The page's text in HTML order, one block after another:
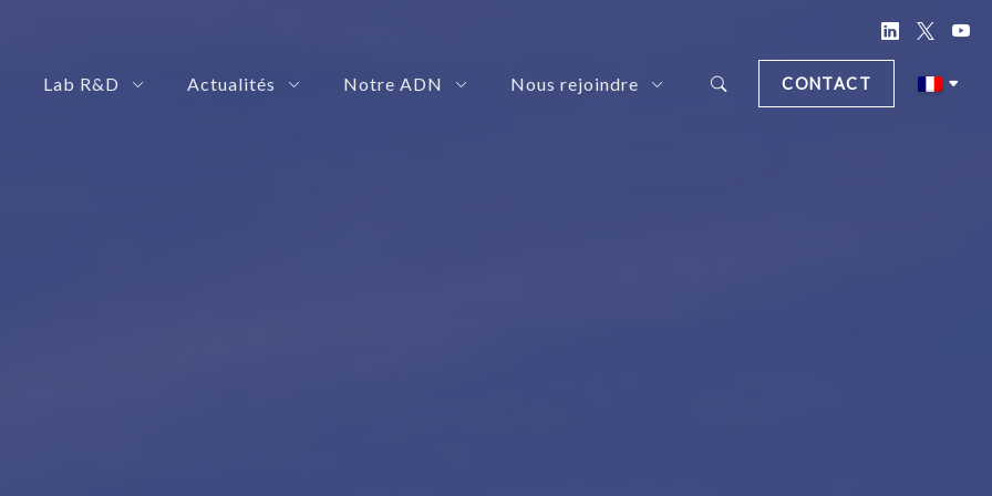
Lab R&D Actualités Notre ADN Nous rejoindre CONTACT